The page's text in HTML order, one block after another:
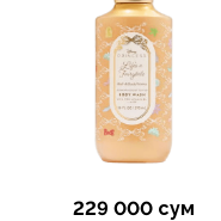
229 000 сум